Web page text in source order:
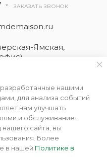
ЗАКАЗАТЬ ЗВОНОК
Ямская,
нашими
для анализа событий
нам улучшать
и обслуживание.
сайта, вы
Более
в нашей Политике в